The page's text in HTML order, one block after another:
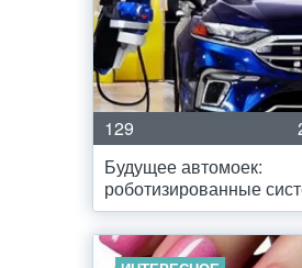
129
Будущее автомоек:
роботизированные